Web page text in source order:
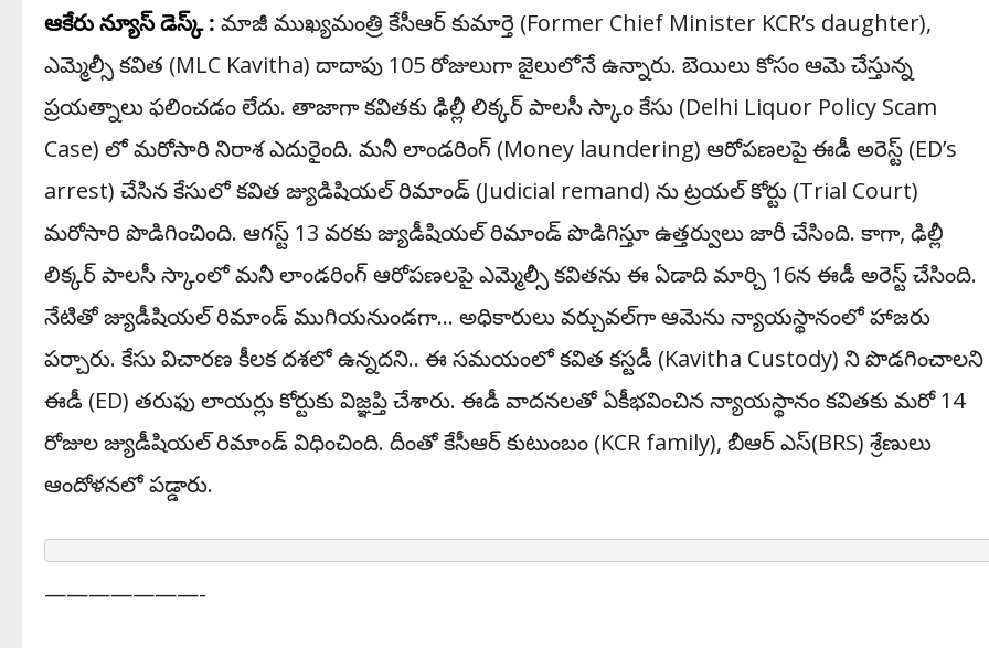
ఆకేరు న్యూస్ డెస్క్ : మాజీ ముఖ్య‌మంత్రి కేసీఆర్ కుమార్తె (Former Chief Minister KCR’s daughter),
ఎమ్మెల్సీ క‌విత (MLC Kavitha) దాదాపు 105 రోజులుగా జైలులోనే ఉన్నారు. బెయిలు కోసం ఆమె చేస్తున్న
ప్ర‌య‌త్నాలు ఫ‌లించ‌డం లేదు. తాజాగా క‌విత‌కు ఢిల్లీ లిక్కర్ పాలసీ స్కాం కేసు (Delhi Liquor Policy Scam
Case) లో మరోసారి నిరాశ ఎదురైంది. మనీ లాండరింగ్ (Money laundering) ఆరోపణలపై ఈడీ అరెస్ట్ (ED’s
arrest) చేసిన కేసులో కవిత జ్యుడిషియల్ రిమాండ్‌ (Judicial remand) ను ట్రయల్ కోర్టు (Trial Court)
మరోసారి పొడిగించింది. ఆగస్ట్ 13 వరకు జ్యుడీషియల్ రిమాండ్ పొడిగిస్తూ ఉత్తర్వులు జారీ చేసింది. కాగా, ఢిల్లీ
లిక్కర్ పాలసీ స్కాంలో మనీ లాండరింగ్ ఆరోపణలపై ఎమ్మెల్సీ కవితను ఈ ఏడాది మార్చి 16న ఈడీ అరెస్ట్ చేసింది.
నేటితో జ్యుడీషియల్ రిమాండ్‌ ముగియనుండగా… అధికారులు వర్చువల్‌గా ఆమెను న్యాయస్థానంలో హాజరు
పర్చారు. కేసు విచారణ కీలక దశలో ఉన్నదని.. ఈ సమయంలో కవిత కస్టడీ (Kavitha Custody) ని పొడగించాలని
ఈడీ (ED) తరుఫు లాయర్లు కోర్టుకు విజ్ఞప్తి చేశారు. ఈడీ వాదనలతో ఏకీభవించిన న్యాయస్థానం కవితకు మరో 14
రోజుల జ్యుడీషియల్ రిమాండ్ విధించింది. దీంతో కేసీఆర్ కుటుంబం (KCR family), బీఆర్ ఎస్(BRS) శ్రేణులు
ఆందోళ‌న‌లో ప‌డ్డారు.
———————-